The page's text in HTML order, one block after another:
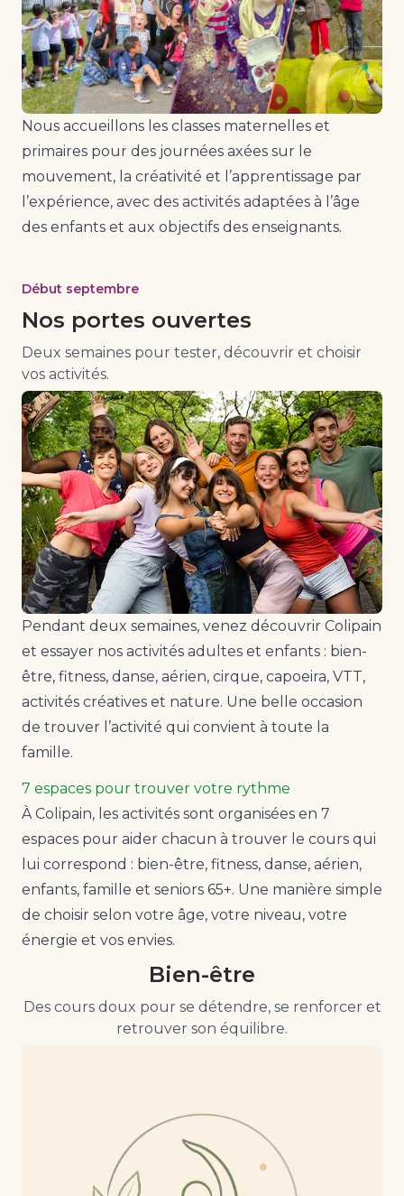
Nous accueillons les classes maternelles et
primaires pour des journées axées sur le
mouvement, la créativité et l’apprentissage par
l’expérience, avec des activités adaptées à l’âge
des enfants et aux objectifs des enseignants.
Début septembre
Nos portes ouvertes
Deux semaines pour tester, découvrir et choisir
vos activités.
Pendant deux semaines, venez découvrir Colipain
et essayer nos activités adultes et enfants : bien-
être, fitness, danse, aérien, cirque, capoeira, VTT,
activités créatives et nature. Une belle occasion
de trouver l’activité qui convient à toute la
famille.
7 espaces pour trouver votre rythme
À Colipain, les activités sont organisées en 7
espaces pour aider chacun à trouver le cours qui
lui correspond : bien-être, fitness, danse, aérien,
enfants, famille et seniors 65+. Une manière simple
de choisir selon votre âge, votre niveau, votre
énergie et vos envies.
Bien-être
Des cours doux pour se détendre, se renforcer et
retrouver son équilibre.